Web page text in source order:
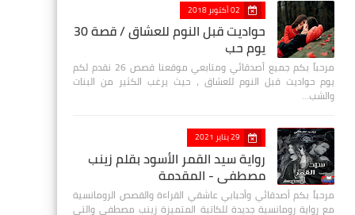
02 أكتوبر 2018
حواديت قبل النوم للعشاق / قصة 30
يوم حب
مرحباً بكم جميع أصدقائي ومتابعي موقعنا قصص 26 نقدم لكم
يوم حواديت قبل النوم للعشاق ، حيث يرغب الكثير من البنات
والشب…
29 يناير 2021
رواية سيد القمر الأسود بقلم زينب
مصطفي - المقدمة
مرحباً بكم أصدقائي وأحبابي عاشقي القراءة والقصص الرومانسية
مع رواية رومانسية جديدة للكاتبة المتميزة زينب مصطفى والتي